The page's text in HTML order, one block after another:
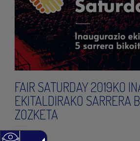
FAIR SATURDAY 2019KO
EKITALDIRAKO SARRERA
ZOZKETA